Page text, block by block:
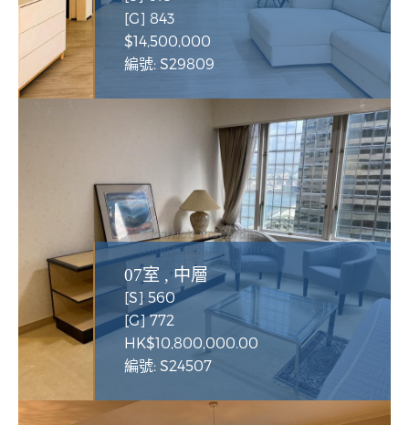
[G] 843
$14,500,000
編號: S29809
07室 , 中層
[S] 560
[G] 772
HK$10,800,000.00
編號: S24507